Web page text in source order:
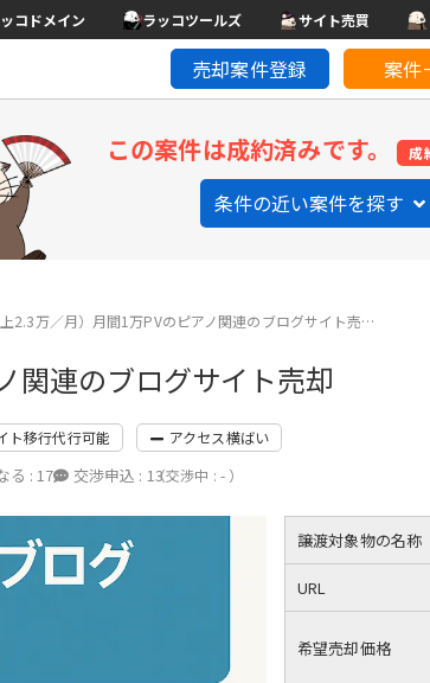
コドメイン ラッコツールズ サイト売買
売却案件登録 案件
この案件は成約済みです。 成
条件の近い案件を探す
上2.3万／月）月間1万PVのピアノ関連のブログサイト売…
関連のブログサイト売却
ト移行代行可能 アクセス横ばい
る : 17 交渉申込 : 13
（交渉中 : - ）
譲渡対象物の名称
URL
希望売却価格